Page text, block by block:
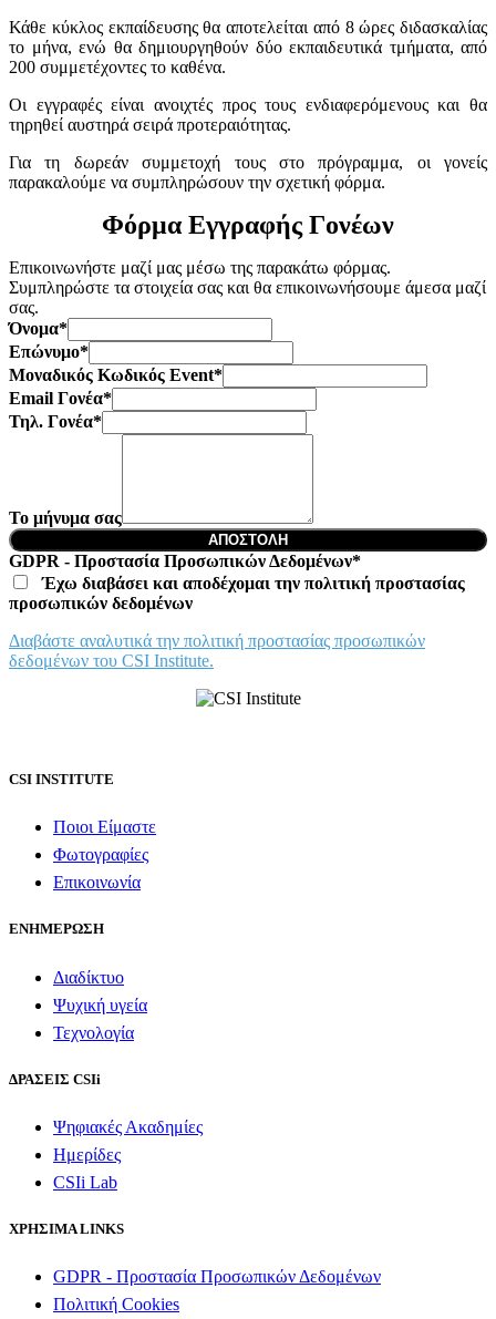
Κάθε κύκλος εκπαίδευσης θα αποτελείται από 8 ώρες διδασκαλίας
το μήνα, ενώ θα δημιουργηθούν δύο εκπαιδευτικά τμήματα, από
200 συμμετέχοντες το καθένα.
Οι εγγραφές είναι ανοιχτές προς τους ενδιαφερόμενους και θα
τηρηθεί αυστηρά σειρά προτεραιότητας.
Για τη δωρεάν συμμετοχή τους στο πρόγραμμα, οι γονείς
παρακαλούμε να συμπληρώσουν την σχετική φόρμα.
Φόρμα Εγγραφής Γονέων
Επικοινωνήστε μαζί μας μέσω της παρακάτω φόρμας.
Συμπληρώστε τα στοιχεία σας και θα επικοινωνήσουμε άμεσα μαζί
σας.
Όνομα*
Επώνυμο*
Μοναδικός Κωδικός Event*
Email Γονέα*
Τηλ. Γονέα*
Το μήνυμα σας
ΑΠΟΣΤΟΛΗ
GDPR - Προστασία Προσωπικών Δεδομένων*
Έχω διαβάσει και αποδέχομαι την πολιτική προστασίας
πρoσωπικών δεδομένων
Διαβάστε αναλυτικά την πολιτική προστασίας προσωπικών
δεδομένων του CSI Institute.
CSI INSTITUTE
Ποιοι Είμαστε
Φωτογραφίες
Επικοινωνία
ΕΝΗΜΕΡΩΣΗ
Διαδίκτυο
Ψυχική υγεία
Τεχνολογία
ΔΡΑΣΕΙΣ CSIi
Ψηφιακές Ακαδημίες
Ημερίδες
CSIi Lab
ΧΡΗΣΙΜΑ LINKS
GDPR - Προστασία Προσωπικών Δεδομένων
Πολιτική Cookies